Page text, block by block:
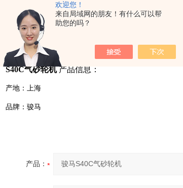
欢迎您！
来自局域网的朋友！有什么可以帮
助您的吗？
Overall
机重(不包括砂轮)：0.75kg Net
S40C气砂轮机
该气砂轮在船舶锅炉、化工机械及各种机械制造和维修
缝、砂光、抛光等作业。
S40C气砂轮机产品信息：
产地：上海
品牌：骏马
产品：